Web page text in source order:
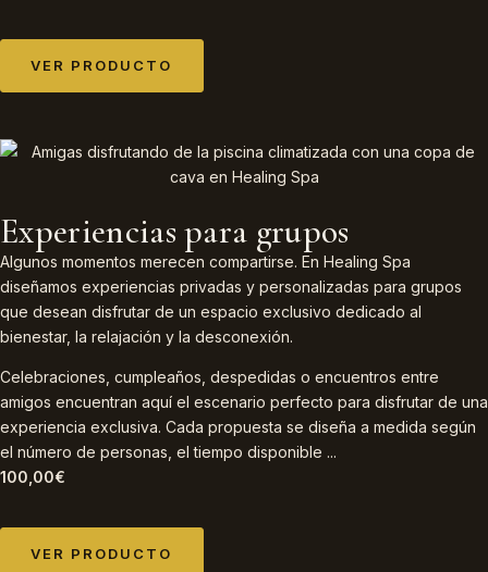
VER PRODUCTO
Experiencias para grupos
Algunos momentos merecen compartirse. En Healing Spa
diseñamos experiencias privadas y personalizadas para grupos
que desean disfrutar de un espacio exclusivo dedicado al
bienestar, la relajación y la desconexión.
Celebraciones, cumpleaños, despedidas o encuentros entre
amigos encuentran aquí el escenario perfecto para disfrutar de una
experiencia exclusiva. Cada propuesta se diseña a medida según
el número de personas, el tiempo disponible ...
100,00€
VER PRODUCTO